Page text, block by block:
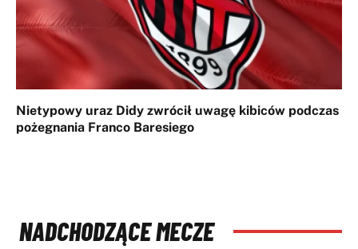
Nietypowy uraz Didy zwrócił uwagę kibiców podczas
pożegnania Franco Baresiego
NADCHODZĄCE MECZE